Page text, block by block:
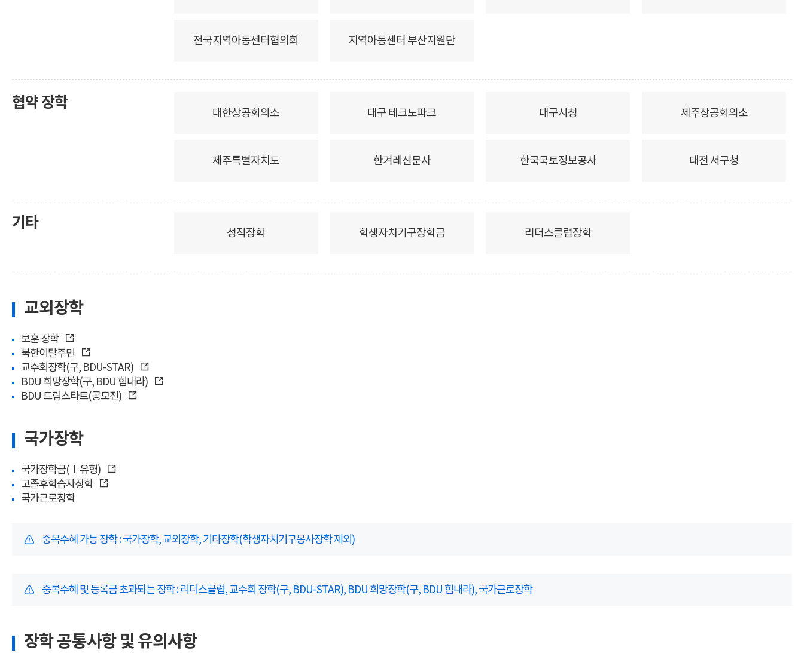
전국지역아동센터협의회 지역아동센터 부산지원단
협약 장학
대한상공회의소 대구 테크노파크 대구시청 제주상공회의소
제주특별자치도 한겨레신문사 한국국토정보공사 대전 서구청
기타
성적장학 학생자치기구장학금 리더스클럽장학
교외장학
보훈 장학
북한이탈주민
교수회장학(구, BDU-STAR)
BDU 희망장학(구, BDU 힘내라)
BDU 드림스타트(공모전)
국가장학
국가장학금(Ⅰ유형)
고졸후학습자장학
국가근로장학
중복수혜 가능 장학 : 국가장학, 교외장학, 기타장학(학생자치기구봉사장학 제외)
중복수혜 및 등록금 초과되는 장학 : 리더스클럽, 교수회 장학(구, BDU-STAR), BDU 희망장학(구, BDU 힘내라), 국가근로장학
장학 공통사항 및 유의사항